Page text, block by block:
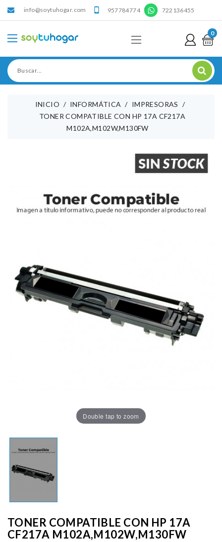
info@soytuhogar.com  957784774 ' 722136455
0
INICIO INFORMÁTICA
IMPRESORAS
TONER COMPATIBLE CON HP 17A CF217A
M102A,M102W,M130FW
Double tap to zoom
TONER COMPATIBLE CON HP 17A
CF217A M102A,M102W,M130FW